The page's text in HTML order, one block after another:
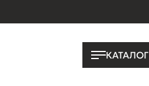
КАТАЛОГ